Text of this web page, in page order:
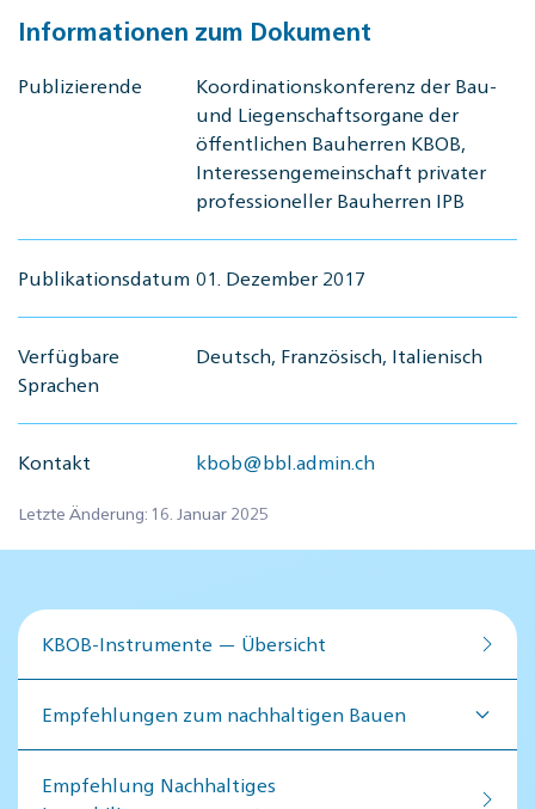
Informationen zum Dokument
Publizierende
Koordinationskonferenz der Bau-
und Liegenschaftsorgane der
öffentlichen Bauherren KBOB,
Interessengemeinschaft privater
professioneller Bauherren IPB
Publikationsdatum 01. Dezember 2017
Verfügbare
Sprachen
Deutsch, Französisch, Italienisch
Kontakt kbob@bbl.admin.ch
Letzte Änderung: 16. Januar 2025
KBOB-Instrumente — Übersicht
Empfehlungen zum nachhaltigen Bauen
Empfehlung Nachhaltiges